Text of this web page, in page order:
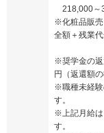
218,000～
※化粧品販売
全額＋残業
※奨学金の返
円（返還額
※職種未経験
す。
※上記月給は
す。